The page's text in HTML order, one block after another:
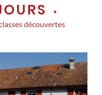
découvertes